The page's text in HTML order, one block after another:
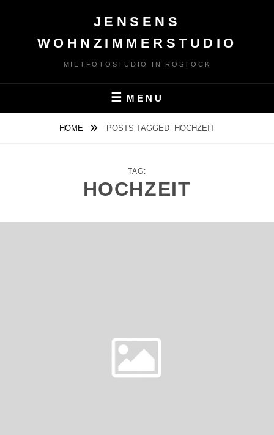
JENSENS
WOHNZIMMERSTUDIO
MIETFOTOSTUDIO IN ROSTOCK
MENU
HOME POSTS TAGGED HOCHZEIT
TAG:
HOCHZEIT